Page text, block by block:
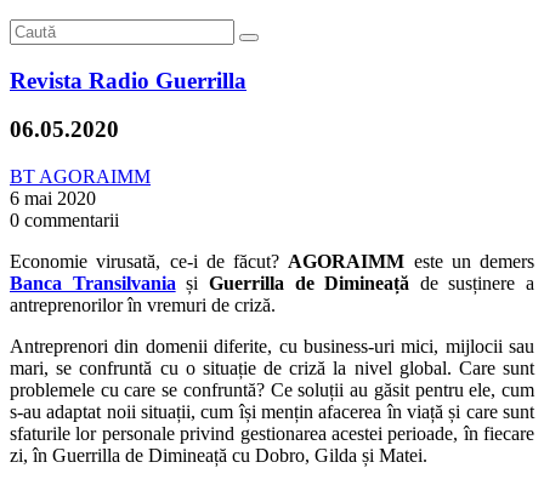
Revista Radio Guerrilla
06.05.2020
BT AGORAIMM
6 mai 2020
0 commentarii
Economie virusată, ce-i de făcut? AGORAIMM este un demers
Banca Transilvania și Guerrilla de Dimineață de susținere a
antreprenorilor în vremuri de criză.
Antreprenori din domenii diferite, cu business-uri mici, mijlocii sau
mari, se confruntă cu o situație de criză la nivel global. Care sunt
problemele cu care se confruntă? Ce soluții au găsit pentru ele, cum
s-au adaptat noii situații, cum își mențin afacerea în viață și care sunt
sfaturile lor personale privind gestionarea acestei perioade, în fiecare
zi, în Guerrilla de Dimineață cu Dobro, Gilda și Matei.